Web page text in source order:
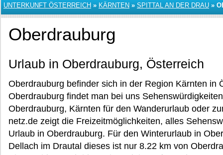
UNTERKUNFT ÖSTERREICH » KÄRNTEN » SPITTAL AN DER DRAU »
Oberdrauburg
Urlaub in Oberdrauburg, Österreich
Oberdrauburg befinder sich in der Region Kärnten in
Oberdrauburg findet man bei uns
Oberdrauburg, Kärnten für den Wanderurlaub oder
netz.de zeigt die Freizeitmöglichkeiten, alles
Urlaub in Oberdrauburg. Für den Winterurlaub in
Dellach im Drautal dieses ist nur 8.22 km von